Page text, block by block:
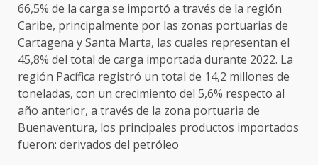
66,5% de la carga se importó a través de la región
Caribe, principalmente por las zonas portuarias de
Cartagena y Santa Marta, las cuales representan el
45,8% del total de carga importada durante 2022. La
región Pacífica registró un total de 14,2 millones de
toneladas, con un crecimiento del 5,6% respecto al
año anterior, a través de la zona portuaria de
Buenaventura, los principales productos importados
fueron: derivados del petróleo